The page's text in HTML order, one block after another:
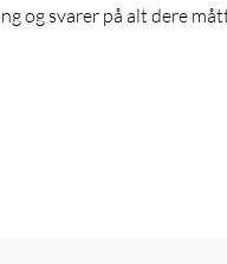
og svarer på alt dere